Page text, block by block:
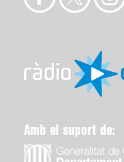
Amb el suport de: